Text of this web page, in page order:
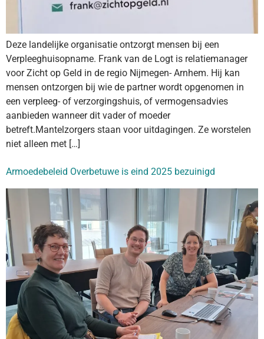
Deze landelijke organisatie ontzorgt mensen bij een
Verpleeghuisopname. Frank van de Logt is relatiemanager
voor Zicht op Geld in de regio Nijmegen- Arnhem. Hij kan
mensen ontzorgen bij wie de partner wordt opgenomen in
een verpleeg- of verzorgingshuis, of vermogensadvies
aanbieden wanneer dit vader of moeder
betreft.Mantelzorgers staan voor uitdagingen. Ze worstelen
niet alleen met […]
Armoedebeleid Overbetuwe is eind 2025 bezuinigd